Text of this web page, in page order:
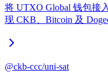
将 UTXO Global 钱包接
现 CKB、Bitcoin 及
@ckb-ccc/uni-sat